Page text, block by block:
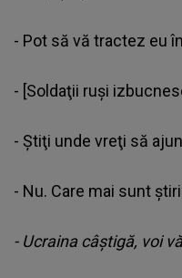
- Pot să vă tractez eu
- [Soldaţii ruşi
- Ştiţi unde vreţi să
- Nu. Care mai sunt
- Ucraina câştigă, voi